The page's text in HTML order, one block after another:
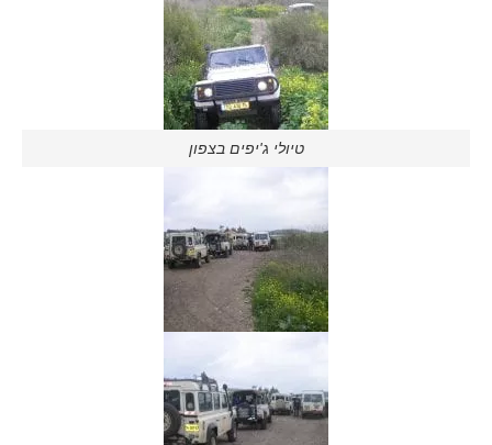
טיולי ג'יפים בצפון